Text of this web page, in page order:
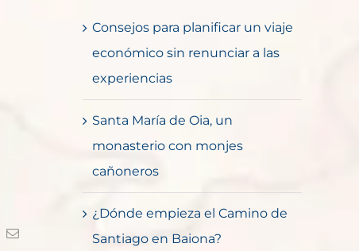
Correo
Consejos para planificar un viaje
económico sin renunciar a las
experiencias
Santa María de Oia, un
monasterio con monjes
cañoneros
¿Dónde empieza el Camino de
Santiago en Baiona?